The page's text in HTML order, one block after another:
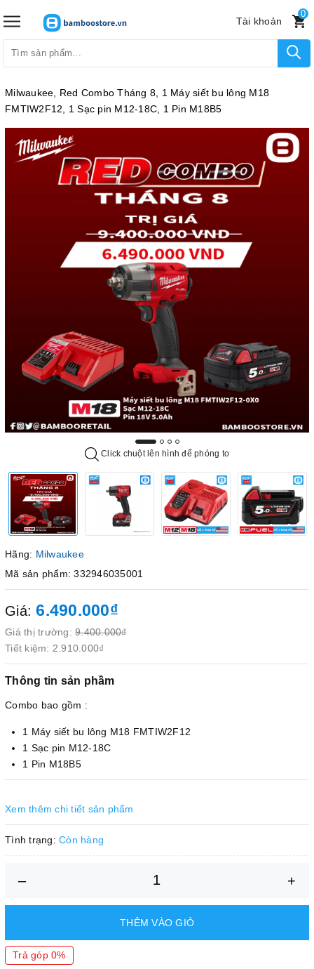
Tài khoản
0
Milwaukee, Red Combo Tháng 8, 1 Máy siết bu lông M18
FMTIW2F12, 1 Sạc pin M12-18C, 1 Pin M18B5
Click chuột lên hình để phóng to
Hãng: Milwaukee
Mã sản phẩm: 332946035001
Giá:6.490.000₫
Giá thị trường: 9.400.000₫
Tiết kiệm: 2.910.000₫
Thông tin sản phầm
Combo bao gồm :
1 Máy siết bu lông M18 FMTIW2F12
1 Sạc pin M12-18C
1 Pin M18B5
Xem thêm chi tiết sản phẩm
Tình trạng: Còn hàng
– +
THÊM VÀO GIỎ
Trả góp 0%